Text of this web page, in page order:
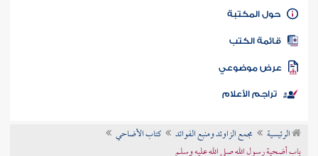
كتاب الأمة
المكتبة
الكتب
موضوعي
تراجم الأعلام
الرئيسية مجمع الزاوئد ومنبع الفوائد
كتاب الأضاحي